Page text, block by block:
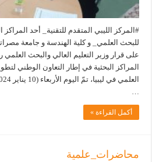
#المركز الليبي المتقدم للتقنية_ أحد المراكز
المراكز البحثية في إطار التعاون الوطني
أكمل القراءة »
محاضرات_علمية